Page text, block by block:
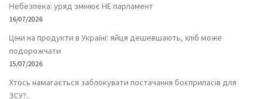
Небезпека: уряд змінює НЕ парламент
16/07/2026
Ціни на продукти в Україні: яйця дешевшають, хліб може
подорожчати
15/07/2026
Хтось намагається заблокувати постачання боєприпасів для
ЗСУ?..